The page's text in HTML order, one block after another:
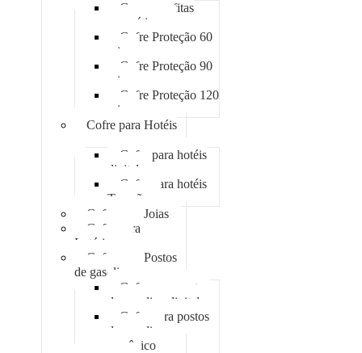
Case para fitas
magnéticas
Cofre Proteção 60
min
Cofre Proteção 90
min
Cofre Proteção 120
min
Cofre para Hotéis
Cofre para hotéis
digital
Cofre para hotéis
Trancão
Cofre para Joias
Cofre para
Lotéricas
Cofre para Postos
de gasolina
Cofre para postos
de gasolina digital
Cofre para postos
de gasolina
mecânico